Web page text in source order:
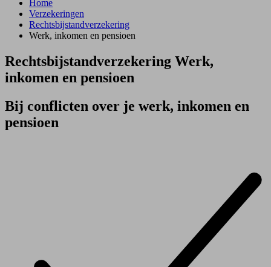
Home
Verzekeringen
Rechtsbijstandverzekering
Werk, inkomen en pensioen
Rechtsbijstand­verzekering Werk,
inkomen en pensioen
Bij conflicten over je werk, inkomen en
pensioen